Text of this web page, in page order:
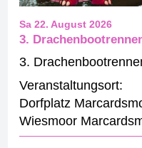
3.
Sa 22. August 2026
Veranstaltungsort:
Dorfplatz
Wiesmoor
3.